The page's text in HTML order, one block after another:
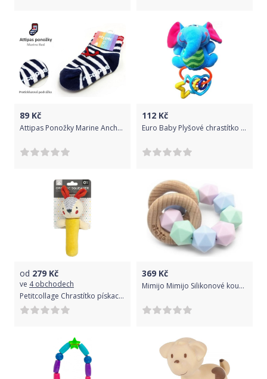
89 Kč
Attipas Ponožky Marine Anchor red
112 Kč
Euro Baby Plyšové chrastítko s kousátkem a pískátkem SLON
od 279 Kč
ve 4 obchodech
Petitcollage Chrastítko pískací zajíček
369 Kč
Mimijo Mimijo Silikonové kousátko a chrastítko 2v1 Penelope - pastelové